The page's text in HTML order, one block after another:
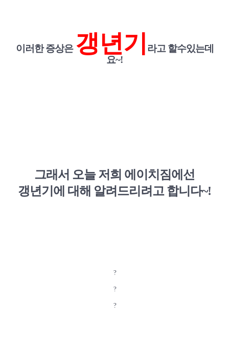
이러한 증상은 갱년기 라고 할수있는데
요~!
그래서 오늘 저희 에이치짐에선
갱년기에 대해 알려드리려고합니다~!
?
?
?